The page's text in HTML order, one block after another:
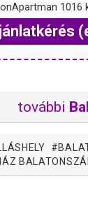
1016
további